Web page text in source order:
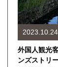
2023.10.24
外国人観光
ンズストリ